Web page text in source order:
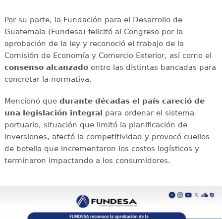
Por su parte, la Fundación para el Desarrollo de
Guatemala (Fundesa) felicitó al Congreso por la
aprobación de la ley y reconoció el trabajo de la
Comisión de Economía y Comercio Exterior, así como el
consenso alcanzadoentre las distintas bancadas para
concretar la normativa.
Mencionó que durante décadas el país careció de
una legislación integral
para ordenar el sistema
portuario, situación que limitó la planificación de
inversiones, afectó la competitividad y provocó cuellos
de botella que incrementaron los costos logísticos y
terminaron impactando a los consumidores.